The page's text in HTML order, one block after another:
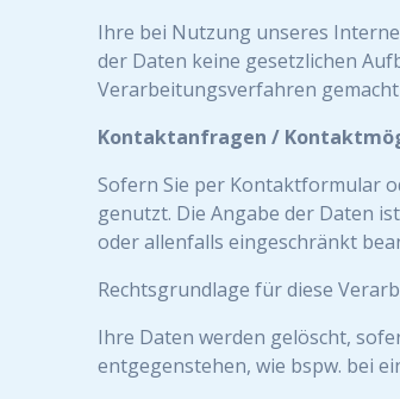
Ihre bei Nutzung unseres
der Daten keine gesetzlichen
Verarbeitungsverfahren
Kontaktanfragen /
Sofern Sie per Kontaktformular
genutzt. Die Angabe der Daten
oder allenfalls eingeschränkt
Rechtsgrundlage für diese
Ihre Daten werden gelöscht,
entgegenstehen, wie bspw. bei